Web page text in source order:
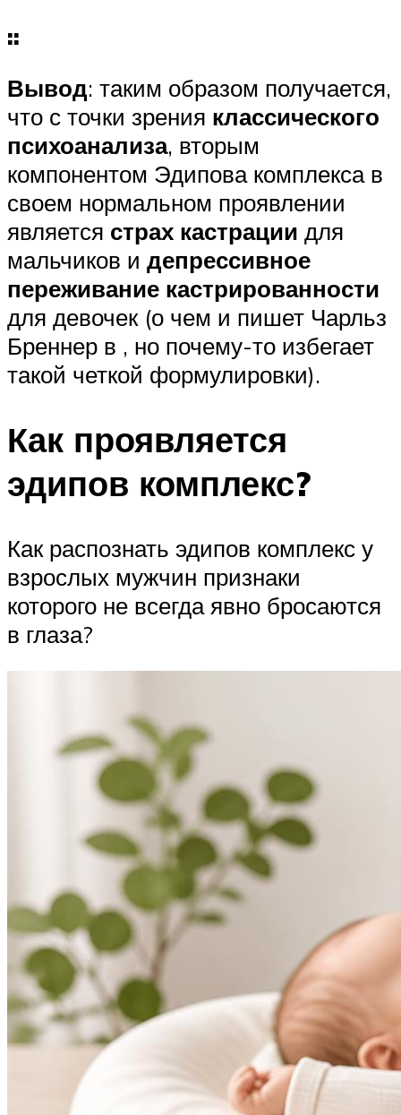
::
Вывод: таким образом получается,
что с точки зрения классического
психоанализа, вторым
компонентом Эдипова комплекса в
своем нормальном проявлении
является страх кастрации для
мальчиков и депрессивное
переживание кастрированности
для девочек (о чем и пишет Чарльз
Бреннер в , но почему-то избегает
такой четкой формулировки).
Как проявляется
эдипов комплекс?
Как распознать эдипов комплекс у
взрослых мужчин признаки
которого не всегда явно бросаются
в глаза?